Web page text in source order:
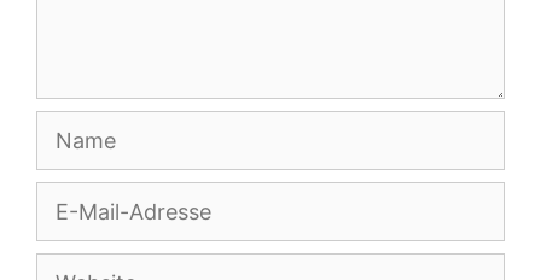
Adresse
Website